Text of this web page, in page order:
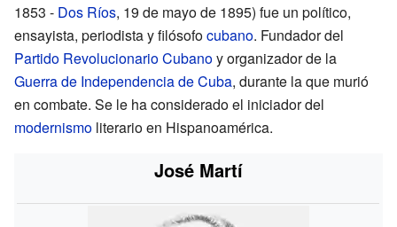
1853 - Dos Ríos, 19 de mayo de 1895) fue un político,
ensayista, periodista y filósofocubano. Fundador del
Partido Revolucionario Cubanoy organizador de la
Guerra de Independencia de Cuba, durante la que murió
en combate. Se le ha considerado el iniciador del
modernismo literario en Hispanoamérica.
José Martí